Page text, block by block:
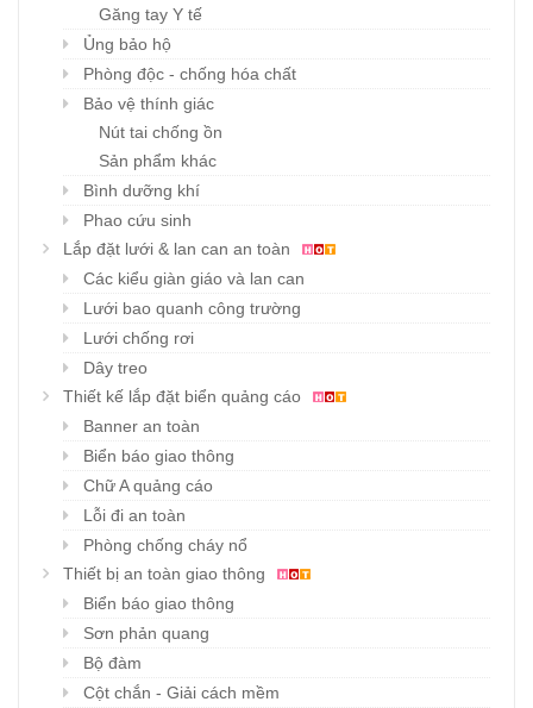
Găng tay Y tế
Ủng bảo hộ
Phòng độc - chống hóa chất
Bảo vệ thính giác
Nút tai chống ồn
Sản phẩm khác
Bình dưỡng khí
Phao cứu sinh
Lắp đặt lưới & lan can an toàn
Các kiểu giàn giáo và lan can
Lưới bao quanh công trường
Lưới chống rơi
Dây treo
Thiết kế lắp đặt biển quảng cáo
Banner an toàn
Biển báo giao thông
Chữ A quảng cáo
Lỗi đi an toàn
Phòng chống cháy nổ
Thiết bị an toàn giao thông
Biển báo giao thông
Sơn phản quang
Bộ đàm
Cột chắn - Giải cách mềm